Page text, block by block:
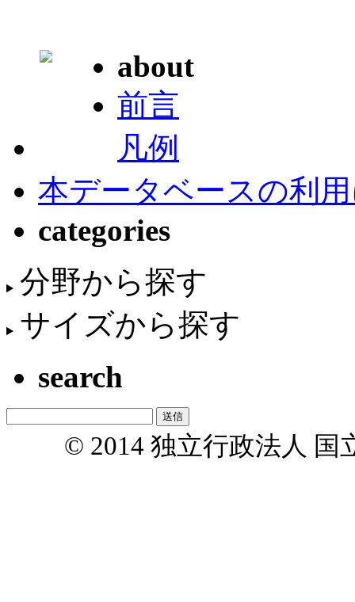
about
前言
凡例
本データベースの利
categories
分野から探す
サイズから探す
search
© 2014 独立行政法人 国